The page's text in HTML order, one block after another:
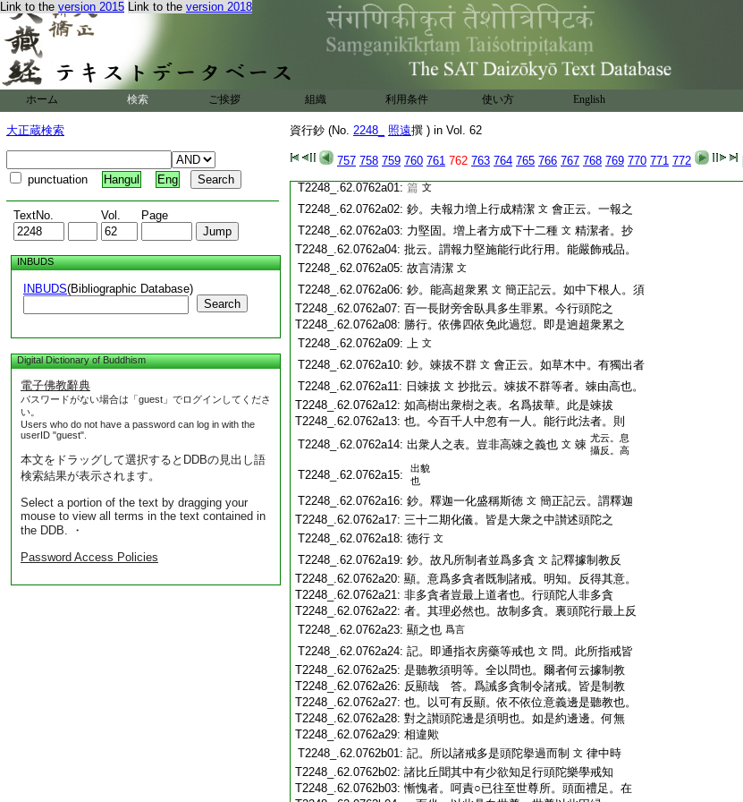
Link to the version 2015 Link to the version 2018
ホーム 検索 ご挨拶 組織 利用条件 使い方 English
大正蔵検索
punctuation Hangul Eng
TextNo. Vol. Page
INBUDS
INBUDS(Bibliographic Database)
Search
Digital Dictionary of Buddhism
電子佛教辭典
パスワードがない場合は「guest」でログインしてくださ
い。
Users who do not have a password can log in with the
userID "guest".
本文をドラッグして選択するとDDBの見出し語
検索結果が表示されます。
Select a portion of the text by dragging your
mouse to view all terms in the text contained in
the DDB. ・
Password Access Policies
資行鈔 (No. 2248_ 照遠撰 ) in Vol. 62
757 758 759 760 761 762 763 764 765 766 767 768 769 770 771 772
T2248_.62.0761c21: 記。召髼髮爲頭陀有道恥從名實倶喪
T2248_.62.0761c22: 世暴露。暴露等亂髮乞物。謂之頭陀。髼
T2248_.62.0761c23:
部公反
髮亂也
有道恥從者。今世道者。恥名同彼。不
召頭陀。故名喪。亦不抖擻煩惱故實喪也
T2248_.62.0761c25:償懷深識必也正名
T2248_.62.0761c27:抄批云。就行雖十二不同。約儀唯四種分
T2248_.62.0761c28: 別。此中廣明行之方法。故曰行儀會正記
T2248_.62.0761c29: 云。頭陀目於人。行儀在於法。故以人法命
T2248_.62.0762a01: 篇 文
T2248_.62.0762a02: 鈔。夫報力増上行成精潔 文 會正云。一報之
T2248_.62.0762a03: 力堅固。増上者方成下十二種 文 精潔者。抄
T2248_.62.0762a04: 批云。謂報力堅施能行此行用。能嚴飾戒品。
T2248_.62.0762a05: 故言清潔 文
T2248_.62.0762a06: 鈔。能高超衆累 文 簡正記云。如中下根人。須
T2248_.62.0762a07: 百一長財旁舍臥具多生罪累。今行頭陀之
T2248_.62.0762a08: 勝行。依佛四依免此過愆。即是逈超衆累之
T2248_.62.0762a09: 上 文
T2248_.62.0762a10: 鈔。竦拔不群 文 會正云。如草木中。有獨出者
T2248_.62.0762a11: 日竦拔 文 抄批云。竦拔不群等者。竦由高也。
T2248_.62.0762a12: 如高樹出衆樹之表。名爲拔華。此是竦拔
T2248_.62.0762a13: 也。今百千人中忽有一人。能行此法者。則
T2248_.62.0762a14: 出衆人之表。豈非高竦之義也 文 竦 尤云。息
攝反。高
T2248_.62.0762a15:
出貌
也
T2248_.62.0762a16: 鈔。釋迦一化盛稱斯徳 文 簡正記云。謂釋迦
T2248_.62.0762a17: 三十二期化儀。皆是大衆之中讃述頭陀之
T2248_.62.0762a18: 徳行 文
T2248_.62.0762a19: 鈔。故凡所制者並爲多貪 文 記釋據制教反
T2248_.62.0762a20: 顯。意爲多貪者既制諸戒。明知。反得其意。
T2248_.62.0762a21: 非多貪者豈最上道者也。行頭陀人非多貪
T2248_.62.0762a22: 者。其理必然也。故制多貪。裏頭陀行最上反
T2248_.62.0762a23: 顯之也 爲言
T2248_.62.0762a24: 記。即通指衣房藥等戒也 文 問。此所指戒皆
T2248_.62.0762a25: 是聽教須明等。全以問也。爾者何云據制教
T2248_.62.0762a26: 反顯哉 答。爲誡多貪制令諸戒。皆是制教
T2248_.62.0762a27: 也。以可有反顯。依不依位意義邊是聽教也。
T2248_.62.0762a28: 對之讃頭陀邊是須明也。如是約邊邊。何無
T2248_.62.0762a29: 相違歟
T2248_.62.0762b01: 記。所以諸戒多是頭陀擧過而制 文 律中時
T2248_.62.0762b02: 諸比丘聞其中有少欲知足行頭陀樂學戒知
T2248_.62.0762b03:慚愧者。呵責○已往至世尊所。頭面禮足。在